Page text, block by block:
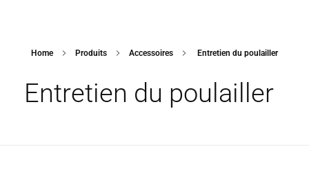
Home Produits Accessoires Entretien du poulailler
Entretien du poulailler